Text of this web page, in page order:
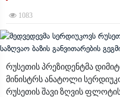
1083
რუსეთის პრეზიდენტმა
მინისტრს ანატოლი
რუსეთის შავი ზღვის